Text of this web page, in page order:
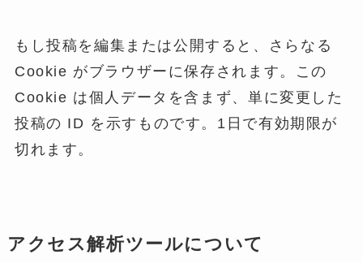
もし投稿を編集または公開すると、さらなる
Cookie がブラウザーに保存されます。この
Cookie は個人データを含まず、単に変更した
投稿の ID を示すものです。1日で有効期限が
切れます。
アクセス解析ツールについて